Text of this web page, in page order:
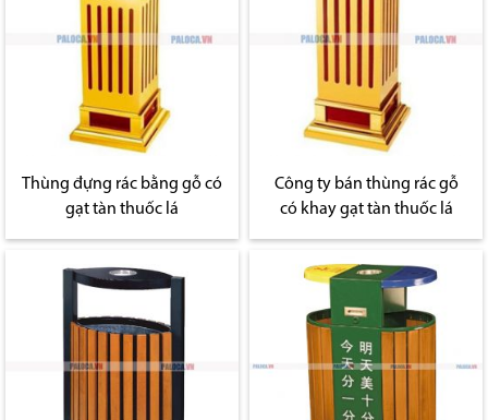
Thùng đựng rác bằng gỗ có
gạt tàn thuốc lá
Công ty bán thùng rác gỗ
có khay gạt tàn thuốc lá